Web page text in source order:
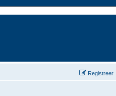
Registreer